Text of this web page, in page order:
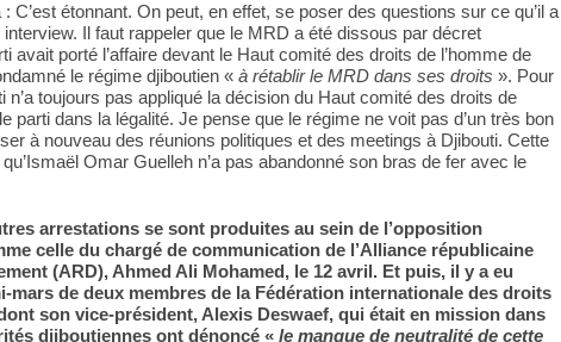
C’est étonnant. On peut, en effet, se poser des questions sur ce qu’il a
Il faut rappeler que le MRD a été dissous par décret
avait porté l’affaire devant le Haut comité des droits de l’homme de
le régime djiboutien « à rétablir le MRD dans ses droits ». Pour
n’a toujours pas appliqué la décision du Haut comité des droits de
parti dans la légalité. Je pense que le régime ne voit pas d’un très bon
à nouveau des réunions politiques et des meetings à Djibouti. Cette
Omar Guelleh n’a pas abandonné son bras de fer avec le
arrestations se sont produites au sein de l’opposition
celle du chargé de communication de l’Alliance républicaine
(ARD), Ahmed Ali Mohamed, le 12 avril. Et puis, il y a eu
mars de deux membres de la Fédération internationale des droits
son vice-président, Alexis Deswaef, qui était en mission dans
djiboutiennes ont dénoncé « le manque de neutralité de cette